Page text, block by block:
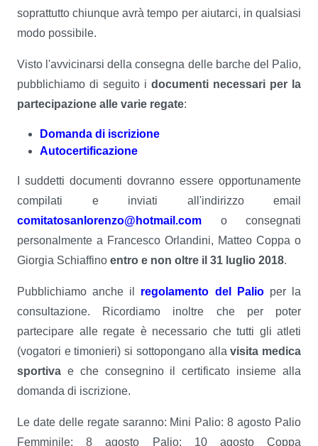
soprattutto chiunque avrà tempo per aiutarci, in qualsiasi
modo possibile.
Visto l'avvicinarsi della consegna delle barche del Palio,
pubblichiamo di seguito i documenti necessari per la
partecipazione alle varie regate:
Domanda di iscrizione
Autocertificazione
I suddetti documenti dovranno essere opportunamente
compilati e inviati all'indirizzo email
comitatosanlorenzo@hotmail.com o consegnati
personalmente a Francesco Orlandini, Matteo Coppa o
Giorgia Schiaffino entro e non oltre il 31 luglio 2018.
Pubblichiamo anche il regolamento del Palioper la
consultazione. Ricordiamo inoltre che per poter
partecipare alle regate è necessario che tutti gli atleti
(vogatori e timonieri) si sottopongano allavisita medica
sportiva e che consegnino il certificato insieme alla
domanda di iscrizione.
Le date delle regate saranno: Mini Palio: 8 agosto Palio
Femminile: 8 agosto Palio: 10 agosto Coppa